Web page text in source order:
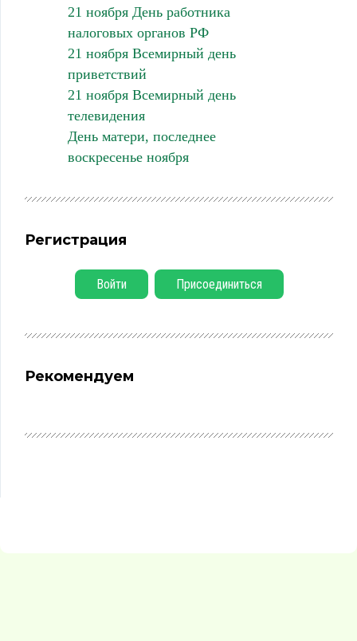
21 ноября День работника
налоговых органов РФ
21 ноября Всемирный день
приветствий
21 ноября Всемирный день
телевидения
День матери, последнее
воскресенье ноября
Регистрация
Войти Присоединиться
Рекомендуем